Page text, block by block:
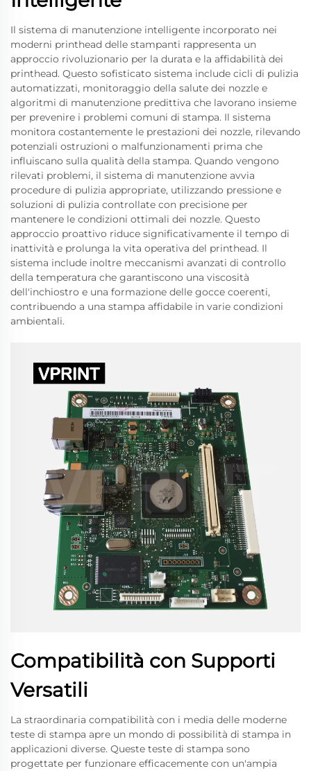
Il sistema di manutenzione intelligente incorporato nei
moderni printhead delle stampanti rappresenta un
approccio rivoluzionario per la durata e la affidabilità dei
printhead. Questo sofisticato sistema include cicli di pulizia
automatizzati, monitoraggio della salute dei nozzle e
algoritmi di manutenzione predittiva che lavorano insieme
per prevenire i problemi comuni di stampa. Il sistema
monitora costantemente le prestazioni dei nozzle, rilevando
potenziali ostruzioni o malfunzionamenti prima che
influiscano sulla qualità della stampa. Quando vengono
rilevati problemi, il sistema di manutenzione avvia
procedure di pulizia appropriate, utilizzando pressione e
soluzioni di pulizia controllate con precisione per
mantenere le condizioni ottimali dei nozzle. Questo
approccio proattivo riduce significativamente il tempo di
inattività e prolunga la vita operativa del printhead. Il
sistema include inoltre meccanismi avanzati di controllo
della temperatura che garantiscono una viscosità
dell'inchiostro e una formazione delle gocce coerenti,
contribuendo a una stampa affidabile in varie condizioni
ambientali.
Compatibilità con Supporti
Versatili
La straordinaria compatibilità con i media delle moderne
teste di stampa apre un mondo di possibilità di stampa in
applicazioni diverse. Queste teste di stampa sono
progettate per funzionare efficacemente con un'ampia